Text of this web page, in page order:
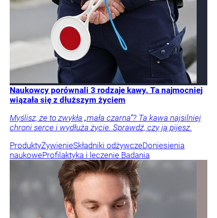
Naukowcy porównali 3 rodzaje kawy. Ta najmocniej
wiązała się z dłuższym życiem
Myślisz, że to zwykła „mała czarna”? Ta kawa najsilniej
chroni serce i wydłuża życie. Sprawdź, czy ją pijesz.
ProduktyŻywienieSkładniki odżywczeDoniesienia
naukoweProfilaktyka i leczenie Badania